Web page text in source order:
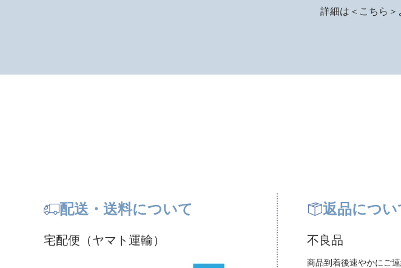
詳細は ＜こちら＞
配送・送料について
宅配便（ヤマト運輸）
返品につい
不良品
商品到着後速やかにご連